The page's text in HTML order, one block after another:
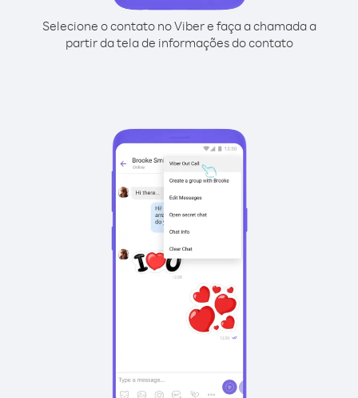
Selecione o contato no Viber e faça a chamada a
partir da tela de informações do contato